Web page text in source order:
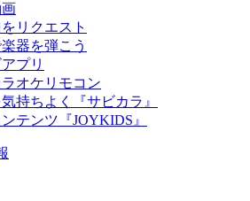
リクエスト
器を弾こう
プリ
オケリモコン
持ちよく『サビカラ』
テンツ『JOYKIDS』